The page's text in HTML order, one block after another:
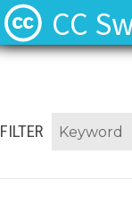
CC
FILTER